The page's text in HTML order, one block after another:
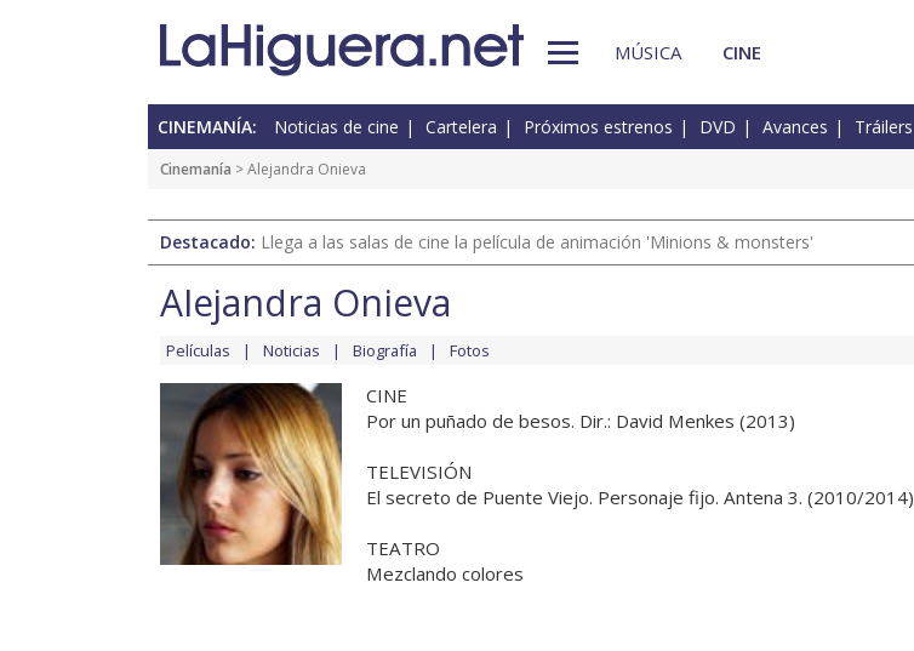
MÚSICA CINE
CINEMANÍA: Noticias de cine Cartelera Próximos estrenos DVD Avances Tráilers
Cinemanía > Alejandra Onieva
Destacado: Llega a las salas de cine la película de animación 'Minions & monsters'
Alejandra Onieva
Películas Noticias Biografía Fotos
CINE
Por un puñado de besos. Dir.: David Menkes (2013)
TELEVISIÓN
El secreto de Puente Viejo. Personaje fijo. Antena 3. (2010/2014)
TEATRO
Mezclando colores